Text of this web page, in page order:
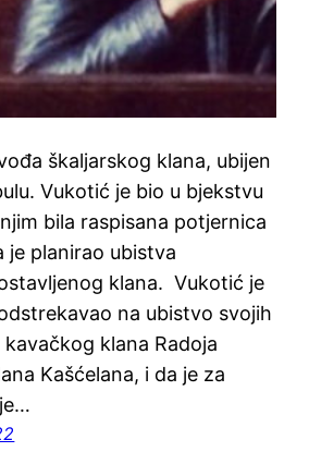
škaljarskog klana, ubijen
Vukotić je bio u bjekstvu
bila raspisana potjernica
je planirao ubistva
klana. Vukotić je
na ubistvo svojih
klana Radoja
Kašćelana, i da je za